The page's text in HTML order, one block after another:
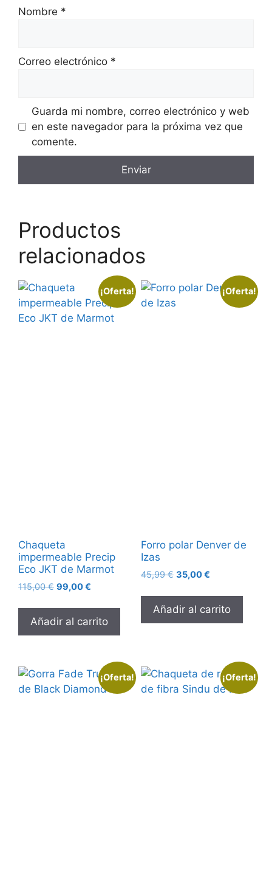
Nombre *
Correo electrónico *
Guarda mi nombre, correo electrónico y web
en este navegador para la próxima vez que
comente.
Productos
relacionados
¡Oferta!
Chaqueta
impermeable Precip
Eco JKT de Marmot
115,00€ 99,00€
Añadir al carrito
¡Oferta!
Forro polar Denver de
Izas
45,99€ 35,00€
Añadir al carrito
¡Oferta! ¡Oferta!